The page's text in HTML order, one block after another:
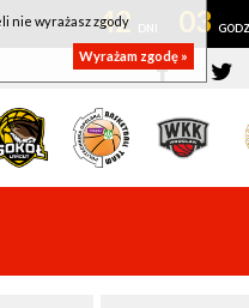
42 03
nie wyrażasz zgody
Wyrażam zgodę »